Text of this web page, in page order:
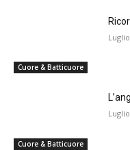
Cuore & Batticuore
Cuore & Batticuore